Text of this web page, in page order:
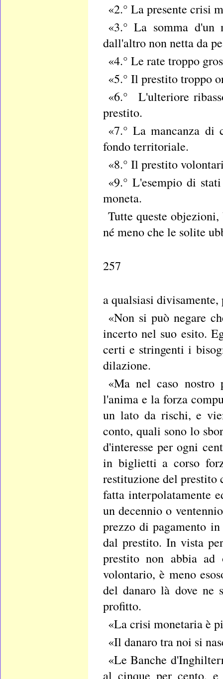
«2.° La presente crisi
«3.° La somma
dall'altro non netta da
«4.° Le rate troppo
«5.° Il prestito troppo
«6.° L'ulteriore
prestito.
«7.° La mancanza
fondo territoriale.
«8.° Il prestito
«9.° L'esempio di
moneta.
Tutte queste
né meno che le solite
257
a qualsiasi
«Non si può negare
incerto nel suo esito.
certi e stringenti i
dilazione.
«Ma nel caso nostro
l'anima e la forza
un lato da rischi, e
conto, quali sono lo
d'interesse per ogni
in biglietti a corso
restituzione del prestito
fatta interpolatamente
un decennio o
prezzo di pagamento
dal prestito. In vista
prestito non abbia ad
volontario, è meno
del danaro là dove ne
profitto.
«La crisi monetaria è
«Il danaro tra noi si
«Le Banche
al cinque per cento,